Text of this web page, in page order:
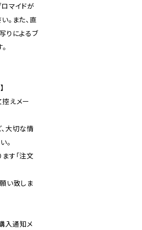
マイドが
。また、直
りによるブ
控えメー
大切な情
。
す「注文
い致しま
入通知メ